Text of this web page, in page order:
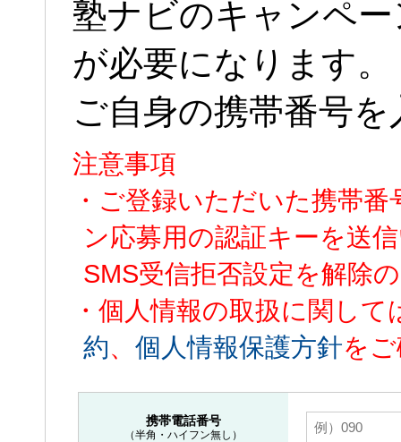
塾ナビのキャンペ
が必要になります。
ご自身の携帯番号
注意事項
・ご登録いただいた携帯
ン応募用の認証キーを送
SMS受信拒否設定を解除
・個人情報の取扱に関し
約、 個人情報保護方針を
携帯電話番号
（半角・ハイフン無し）